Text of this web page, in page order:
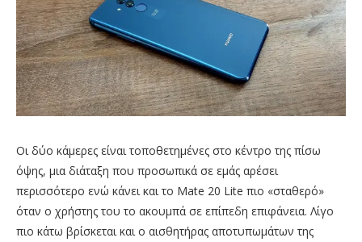
Οι δύο κάμερες είναι τοποθετημένες στο κέντρο της πίσω
όψης, μια διάταξη που προσωπικά σε εμάς αρέσει
περισσότερο ενώ κάνει και το Mate 20 Lite πιο «σταθερό»
όταν ο χρήστης του το ακουμπά σε επίπεδη επιφάνεια. Λίγο
πιο κάτω βρίσκεται και ο αισθητήρας αποτυπωμάτων της